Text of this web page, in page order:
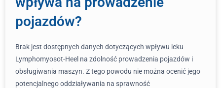
pojazdów?
Brak jest dostępnych danych dotyczących wpływu leku
Lymphomyosot-Heel na zdolność prowadzenia pojazdów i
obsługiwania maszyn. Z tego powodu nie można ocenić jego
potencjalnego oddziaływania na sprawność